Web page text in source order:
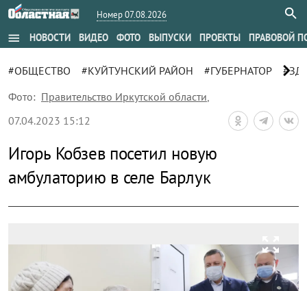
Номер 07.08.2026
menu НОВОСТИ ВИДЕО ФОТО ВЫПУСКИ ПРОЕКТЫ ПРАВОВОЙ
#ОБЩЕСТВО #КУЙТУНСКИЙ РАЙОН #ГУБЕРНАТОР chevron_right
Фото: Правительство Иркутской области,
07.04.2023 15:12
Игорь Кобзев посетил новую
амбулаторию в селе Барлук
zoom_out_map